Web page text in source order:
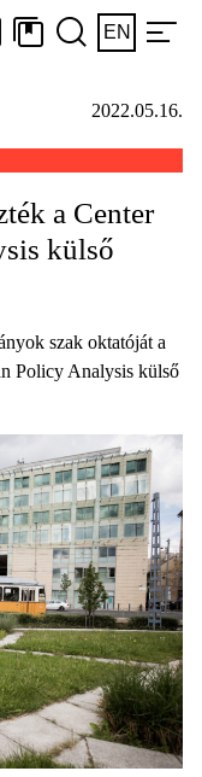
EN
2022.05.16.
a Center
külső
szak oktatóját a
Policy Analysis külső